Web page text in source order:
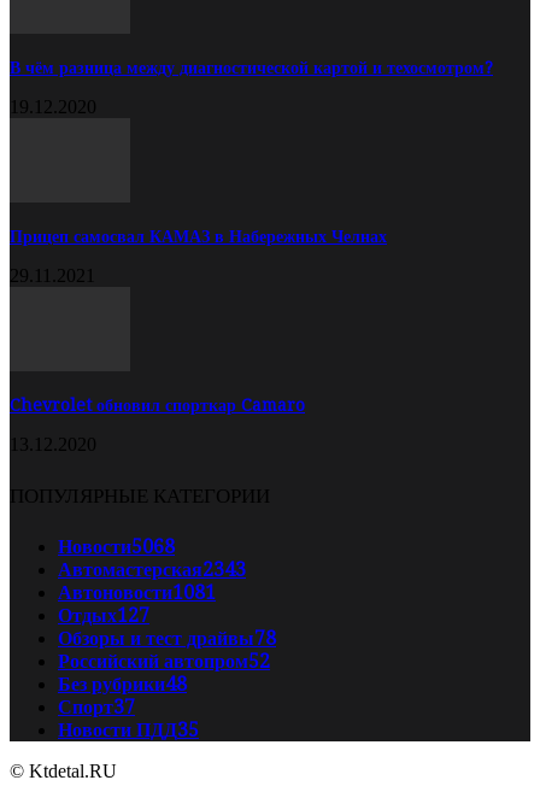
В чём разница между диагностической картой и техосмотром?
19.12.2020
Прицеп самосвал КАМАЗ в Набережных Челнах
29.11.2021
Chevrolet обновил спорткар Camaro
13.12.2020
ПОПУЛЯРНЫЕ КАТЕГОРИИ
Новости5068
Автомастерская2343
Автоновости1081
Отдых127
Обзоры и тест драйвы78
Российский автопром52
Без рубрики48
Спорт37
Новости ПДД35
© Ktdetal.RU